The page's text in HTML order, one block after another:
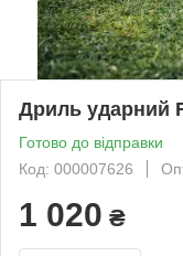
Дриль ударний
Готово до відправки
Код: 000007626
1 020 ₴